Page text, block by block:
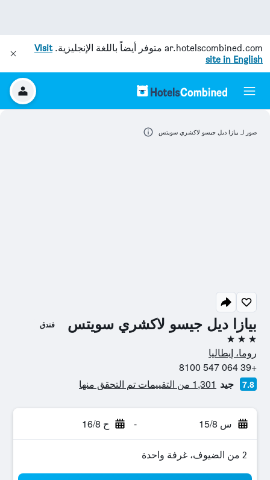
ar.hotelscombined.com متوفر أيضاً باللغة الإنجليزية.Visit
site in English
بيازا ديل جيسو لاكشري سويتس فندق
3 نجوم
روما، إيطاليا
+39 064 547 8100
7.8 جيد 1,301 من التقييمات تم التحقق منها
س 15/8 - ح 16/8
2 من الضيوف، غرفة واحدة
صور لـ بيازا ديل جيسو لاكشري سويتس